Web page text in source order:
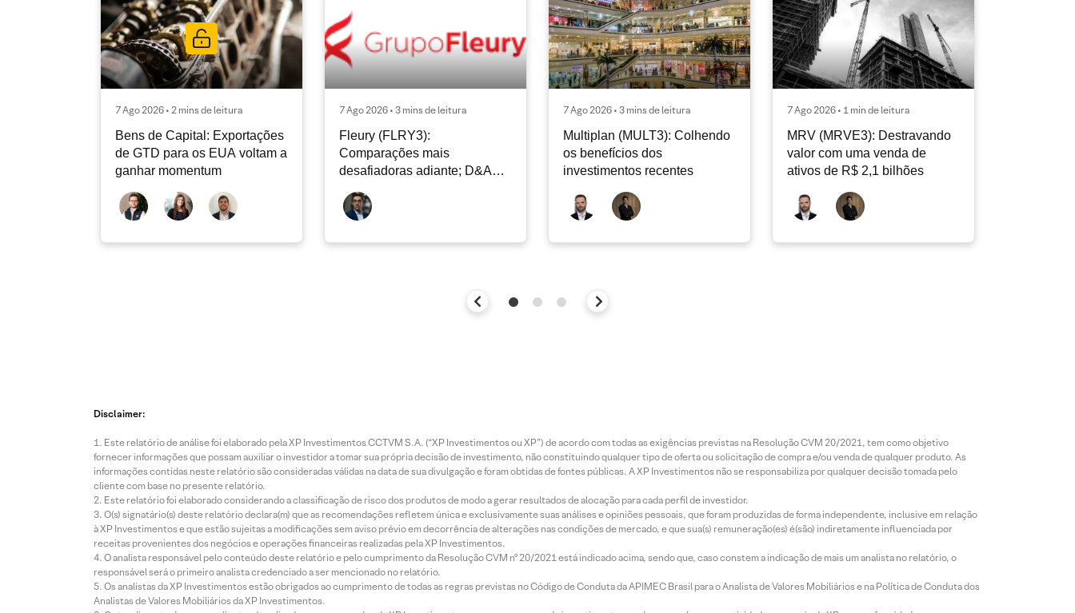
7 Ago 2026 • 2 mins de leitura
Bens de Capital: Exportações
de GTD para os EUA voltam a
ganhar momentum
7 Ago 2026 • 3 mins de leitura
Fleury (FLRY3):
Comparações mais
desafiadoras adiante; D&A
deve permanecer nos níveis
atuais
7 Ago 2026 • 3 mins de leitura
Multiplan (MULT3): Colhendo
os benefícios dos
investimentos recentes
7 Ago 2026 • 1 min de leitura
MRV (MRVE3): Destravando
valor com uma venda de
ativos de R$ 2,1 bilhões
Disclaimer:
Este relatório de análise foi elaborado pela XP Investimentos CCTVM S.A. (“XP Investimentos ou XP”) de acordo com todas as exigências previstas na Resolução CVM 20/2021, tem como objetivo
fornecer informações que possam auxiliar o investidor a tomar sua própria decisão de investimento, não constituindo qualquer tipo de oferta ou solicitação de compra e/ou venda de qualquer produto. As
informações contidas neste relatório são consideradas válidas na data de sua divulgação e foram obtidas de fontes públicas. A XP Investimentos não se responsabiliza por qualquer decisão tomada pelo
cliente com base no presente relatório.
Este relatório foi elaborado considerando a classificação de risco dos produtos de modo a gerar resultados de alocação para cada perfil de investidor.
O(s) signatário(s) deste relatório declara(m) que as recomendações refletem única e exclusivamente suas análises e opiniões pessoais, que foram produzidas de forma independente, inclusive em relação
à XP Investimentos e que estão sujeitas a modificações sem aviso prévio em decorrência de alterações nas condições de mercado, e que sua(s) remuneração(es) é(são) indiretamente influenciada por
receitas provenientes dos negócios e operações financeiras realizadas pela XP Investimentos.
O analista responsável pelo conteúdo deste relatório e pelo cumprimento da Resolução CVM nº 20/2021 está indicado acima, sendo que, caso constem a indicação de mais um analista no relatório, o
responsável será o primeiro analista credenciado a ser mencionado no relatório.
Os analistas da XP Investimentos estão obrigados ao cumprimento de todas as regras previstas no Código de Conduta da APIMEC Brasil para o Analista de Valores Mobiliários e na Política de Conduta dos
Analistas de Valores Mobiliários da XP Investimentos.